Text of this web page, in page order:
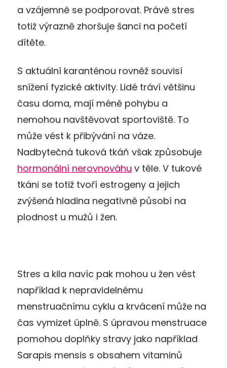
a vzájemně se podporovat. Právě stres
totiž výrazně zhoršuje šanci na početí
dítěte.
S aktuální karanténou rovněž souvisí
snížení fyzické aktivity. Lidé tráví většinu
času doma, mají méně pohybu a
nemohou navštěvovat sportoviště. To
může vést k přibývání na váze.
Nadbytečná tuková tkáň však způsobuje
hormonální nerovnováhu v těle. V tukové
tkáni se totiž tvoří estrogeny a jejich
zvýšená hladina negativně působí na
plodnost u mužů i žen.
Stres a kila navíc pak mohou u žen vést
například k nepravidelnému
menstruačnímu cyklu a krvácení může na
čas vymizet úplně. S úpravou menstruace
pomohou doplňky stravy jako například
Sarapis mensis s obsahem vitaminů